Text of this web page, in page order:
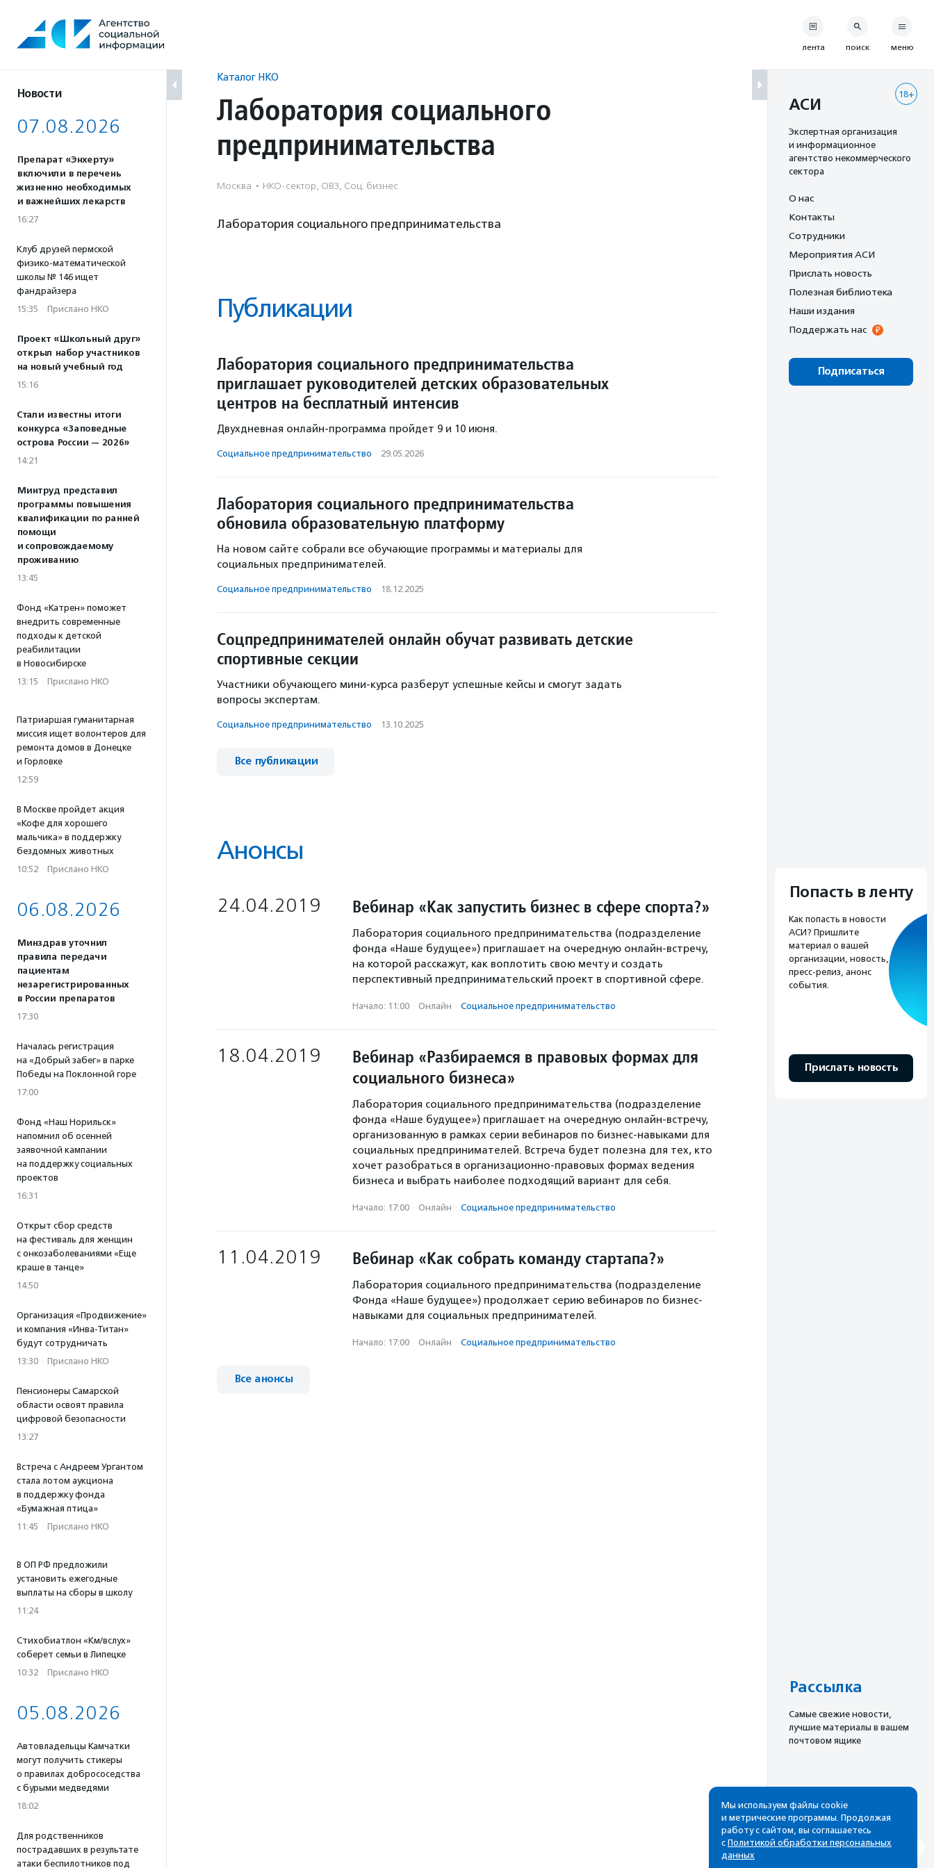
содержанию
Новости
07.08.2026
Препарат «Энхерту»
включили в перечень
жизненно необходимых
и важнейших лекарств
16:27
Клуб друзей пермской
физико-математической
школы № 146 ищет
фандрайзера
15:35 · Прислано НКО
Проект «Школьный друг»
открыл набор участников
на новый учебный год
15:16
Стали известны итоги
конкурса «Заповедные
острова России — 2026»
14:21
Минтруд представил
программы повышения
квалификации по ранней
помощи
и сопровождаемому
проживанию
13:45
Фонд «Катрен» поможет
внедрить современные
подходы к детской
реабилитации
в Новосибирске
13:15 · Прислано НКО
Патриаршая гуманитарная
миссия ищет волонтеров для
ремонта домов в Донецке
и Горловке
12:59
В Москве пройдет акция
«Кофе для хорошего
мальчика» в поддержку
бездомных животных
10:52 · Прислано НКО
06.08.2026
Минздрав уточнил
правила передачи
пациентам
незарегистрированных
в России препаратов
17:30
Началась регистрация
на «Добрый забег» в парке
Победы на Поклонной горе
17:00
Фонд «Наш Норильск»
напомнил об осенней
заявочной кампании
на поддержку социальных
проектов
16:31
Открыт сбор средств
на фестиваль для женщин
с онкозаболеваниями «Еще
краше в танце»
14:50
Организация «Продвижение»
и компания «Инва-Титан»
будут сотрудничать
13:30 · Прислано НКО
Пенсионеры Самарской
области освоят правила
цифровой безопасности
13:27
Встреча с Андреем Ургантом
стала лотом аукциона
в поддержку фонда
«Бумажная птица»
11:45 · Прислано НКО
В ОП РФ предложили
установить ежегодные
выплаты на сборы в школу
11:24
Стихобиатлон «Км/вслух»
соберет семьи в Липецке
10:32 · Прислано НКО
05.08.2026
Автовладельцы Камчатки
могут получить стикеры
о правилах добрососедства
с бурыми медведями
18:02
Для родственников
пострадавших в результате
атаки беспилотников под
Каталог НКО
Лаборатория социального
предпринимательства
Москва · НКО-сектор, ОВЗ, Соц. бизнес
Лаборатория социального предпринимательства
Публикации
Лаборатория социального предпринимательства
приглашает руководителей детских образовательных
центров на бесплатный интенсив
Двухдневная онлайн-программа пройдет 9 и 10 июня.
Социальное предпри­нима­тель­ство · 29.05.2026
Лаборатория социального предпринимательства
обновила образовательную платформу
На новом сайте собрали все обучающие программы и материалы для
социальных предпринимателей.
Социальное предпри­нима­тель­ство · 18.12.2025
Соцпредпринимателей онлайн обучат развивать детские
спортивные секции
Участники обучающего мини-курса разберут успешные кейсы и смогут задать
вопросы экспертам.
Социальное предпри­нима­тель­ство · 13.10.2025
Все публикации
Анонсы
24.04.2019 Вебинар «Как запустить бизнес в сфере спорта?»
Лаборатория социального предпринимательства (подразделение
фонда «Наше будущее») приглашает на очередную онлайн-встречу,
на которой расскажут, как воплотить свою мечту и создать
перспективный предпринимательский проект в спортивной сфере.
Начало: 11:00 · Онлайн · Социальное предпри­нима­тель­ство
18.04.2019
Вебинар «Разбираемся в правовых формах для
социального бизнеса»
Лаборатория социального предпринимательства (подразделение
фонда «Наше будущее») приглашает на очередную онлайн-встречу,
организованную в рамках серии вебинаров по бизнес-навыками для
социальных предпринимателей. Встреча будет полезна для тех, кто
хочет разобраться в организационно-правовых формах ведения
бизнеса и выбрать наиболее подходящий вариант для себя.
Начало: 17:00 · Онлайн · Социальное предпри­нима­тель­ство
11.04.2019 Вебинар «Как собрать команду стартапа?»
Лаборатория социального предпринимательства (подразделение
Фонда «Наше будущее») продолжает серию вебинаров по бизнес-
навыками для социальных предпринимателей.
Начало: 17:00 · Онлайн · Социальное предпри­нима­тель­ство
Все анонсы
лента поиск меню
18+
АСИ
Экспертная организация
и информационное
агентство некоммерческого
сектора
О нас
Контакты
Сотрудники
Мероприятия АСИ
Прислать новость
Полезная библиотека
Наши издания
Поддержать нас
Подписаться
Попасть в ленту
Как попасть в новости
АСИ? Пришлите
материал о вашей
организации, новость,
пресс-релиз, анонс
события.
Прислать новость
Рассылка
Cамые свежие новости,
лучшие материалы в вашем
почтовом ящике
Подписаться
Мы используем файлы cookie
и метрические программы. Продолжая
работу с сайтом, вы соглашаетесь
с Политикой обработки персональных
данных